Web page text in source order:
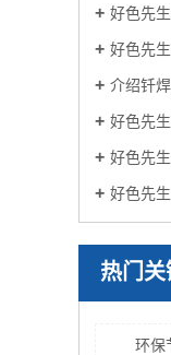
好色先生
好色先
介绍钎焊
好色先
好色先生
好色先生TV网站
热门关
环保